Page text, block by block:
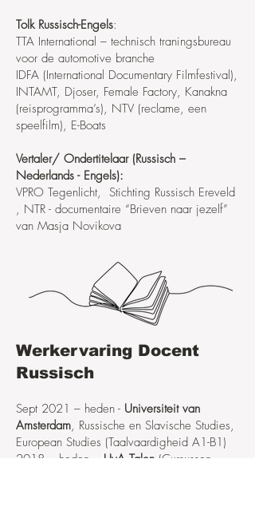
Tolk Russisch-Engels:
TTA International – technisch traningsbureau
voor de automotive branche
IDFA (International Documentary Filmfestival),
INTAMT, Djoser, Female Factory, Kanakna
(reisprogramma’s), NTV (reclame, een
speelfilm), E-Boats
Vertaler/ Ondertitelaar (Russisch –
Nederlands - Engels):
VPRO Tegenlicht, Stichting Russisch Ereveld
, NTR - documentaire “Brieven naar jezelf”
van Masja Novikova
Werkervaring Docent
Russisch
Sept 2021 – heden - Universiteit van
Amsterdam, Russische en Slavische Studies,
European Studies (Taalvaardigheid A1-B1)
2018 – heden – UvA Talen (Cursussen